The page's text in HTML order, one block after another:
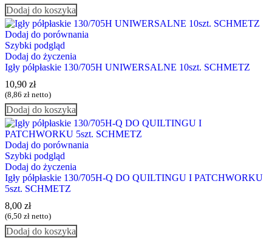
Dodaj do koszyka
Dodaj do porównania
Szybki podgląd
Dodaj do życzenia
Igły półpłaskie 130/705H UNIWERSALNE 10szt. SCHMETZ
10,90 zł
(8,86 zł netto)
Dodaj do koszyka
Dodaj do porównania
Szybki podgląd
Dodaj do życzenia
Igły półpłaskie 130/705H-Q DO QUILTINGU I PATCHWORKU
5szt. SCHMETZ
8,00 zł
(6,50 zł netto)
Dodaj do koszyka